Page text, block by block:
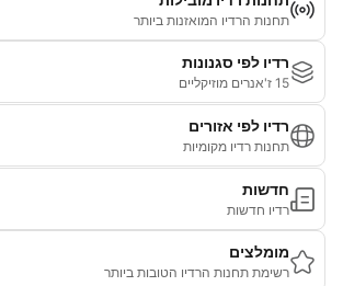
תחנות הרדיו המואזנות ביותר
רדיו לפי סגנונות
15 ז'אנרים מוזיקליים
רדיו לפי אזורים
תחנות רדיו מקומיות
חדשות
רדיו חדשות
מומלצים
רשימת תחנות הרדיו הטובות ביותר